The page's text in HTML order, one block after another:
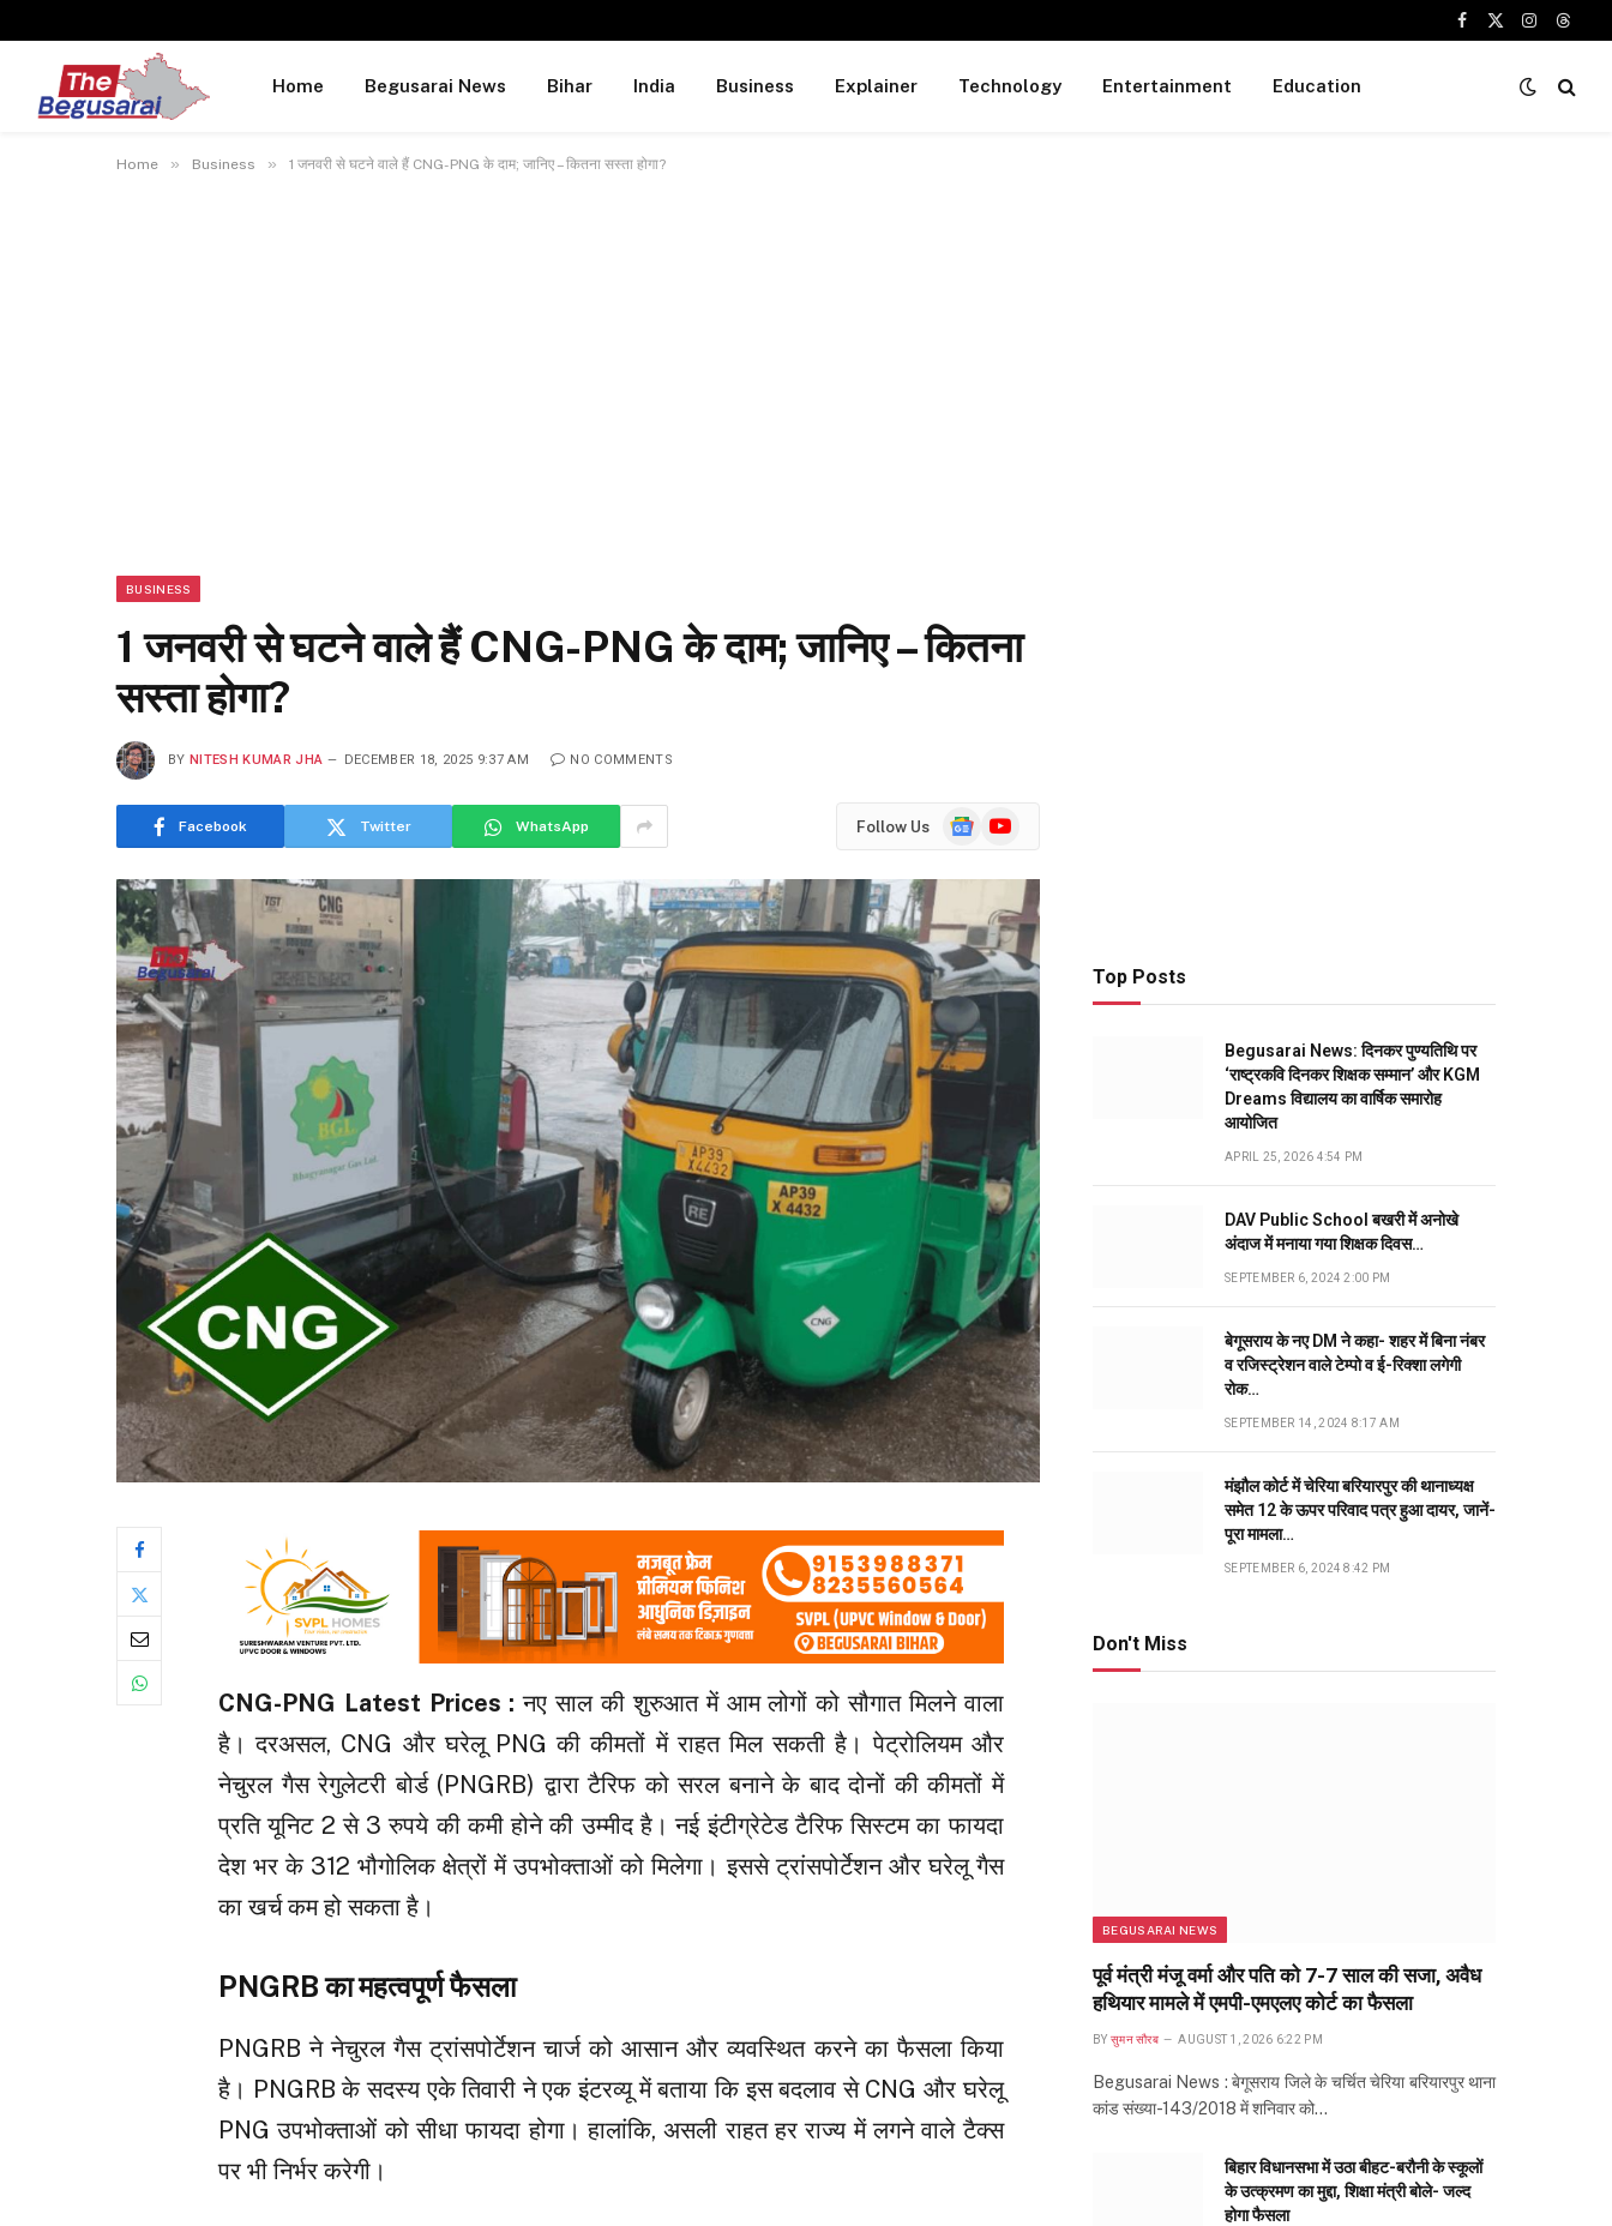
Facebook
X
Instagram
Home Begusarai News Bihar India Business Explainer Technology Entertainment Education
Home » Business » 1 जनवरी से घटने वाले हैं CNG-PNG के दाम; जानिए – कितना सस्ता होगा?
BUSINESS
1 जनवरी से घटने वाले हैं CNG-PNG के दाम; जानिए – कितना
सस्ता होगा?
BY NITESH KUMAR JHA DECEMBER 18, 2025 9:37 AM NO COMMENTS
Facebook Twitter WhatsApp Follow Us
GoogleYouTube
CNG-PNG Latest Prices :नए साल की शुरुआत में आम लोगों को सौगात मिलने वाला
है। दरअसल, CNG और घरेलू PNG की कीमतों में राहत मिल सकती है। पेट्रोलियम और
नेचुरल गैस रेगुलेटरी बोर्ड (PNGRB) द्वारा टैरिफ को सरल बनाने के बाद दोनों की कीमतों में
प्रति यूनिट 2 से 3 रुपये की कमी होने की उम्मीद है। नई इंटीग्रेटेड टैरिफ सिस्टम का फायदा
देश भर के 312 भौगोलिक क्षेत्रों में उपभोक्ताओं को मिलेगा। इससे ट्रांसपोर्टेशन और घरेलू गैस
का खर्च कम हो सकता है।
PNGRB का महत्वपूर्ण फैसला
PNGRB ने नेचुरल गैस ट्रांसपोर्टेशन चार्ज को आसान और व्यवस्थित करने का फैसला किया
है। PNGRB के सदस्य एके तिवारी ने एक इंटरव्यू में बताया कि इस बदलाव से CNG और घरेलू
PNG उपभोक्ताओं को सीधा फायदा होगा। हालांकि, असली राहत हर राज्य में लगने वाले टैक्स
पर भी निर्भर करेगी।
Top Posts
Begusarai News: दिनकर पुण्यतिथि पर
‘राष्ट्रकवि दिनकर शिक्षक सम्मान’ और KGM
Dreams विद्यालय का वार्षिक समारोह
आयोजित
APRIL 25, 2026 4:54 PM
DAV Public School बखरी में अनोखे
अंदाज में मनाया गया शिक्षक दिवस…
SEPTEMBER 6, 2024 2:00 PM
बेगूसराय के नए DM ने कहा- शहर में बिना नंबर
व रजिस्ट्रेशन वाले टेम्पो व ई-रिक्शा लगेगी
रोक…
SEPTEMBER 14, 2024 8:17 AM
मंझौल कोर्ट में चेरिया बरियारपुर की थानाध्यक्ष
समेत 12 के ऊपर परिवाद पत्र हुआ दायर, जानें-
पूरा मामला…
SEPTEMBER 6, 2024 8:42 PM
Don't Miss
BEGUSARAI NEWS
पूर्व मंत्री मंजू वर्मा और पति को 7-7 साल की सजा, अवैध
हथियार मामले में एमपी-एमएलए कोर्ट का फैसला
BY सुमन सौरब AUGUST 1, 2026 6:22 PM
Begusarai News : बेगूसराय जिले के चर्चित चेरिया बरियारपुर थाना
कांड संख्या-143/2018 में शनिवार को…
बिहार विधानसभा में उठा बीहट-बरौनी के स्कूलों
के उत्क्रमण का मुद्दा, शिक्षा मंत्री बोले- जल्द
होगा फैसला